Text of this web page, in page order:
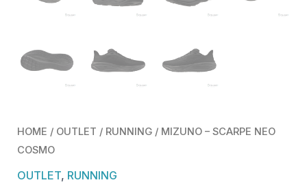
HOME / OUTLET / RUNNING/ MIZUNO – SCARPE NEO
COSMO
OUTLET, RUNNING